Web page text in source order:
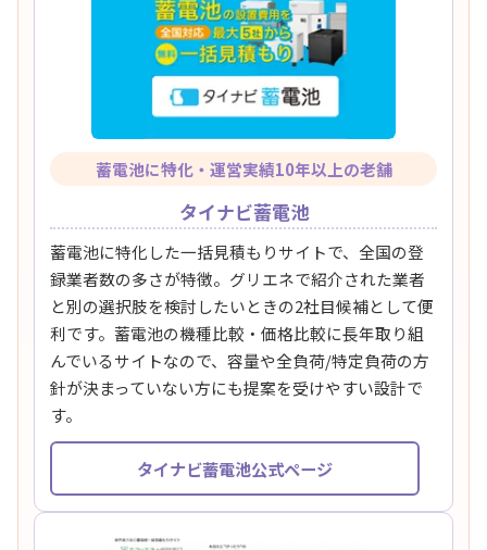
蓄電池に特化・運営実績10年以上の老舗
タイナビ蓄電池
蓄電池に特化した一括見積もりサイトで、全国の登
録業者数の多さが特徴。グリエネで紹介された業者
と別の選択肢を検討したいときの2社目候補として便
利です。蓄電池の機種比較・価格比較に長年取り組
んでいるサイトなので、容量や全負荷/特定負荷の方
針が決まっていない方にも提案を受けやすい設計で
す。
タイナビ蓄電池公式ページ